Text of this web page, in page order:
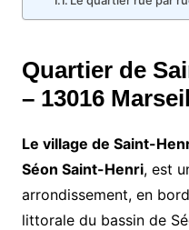
Quartier de
– 13016
Le village de Saint-
Séon Saint-Henri, est
arrondissement, en
littorale du bassin de